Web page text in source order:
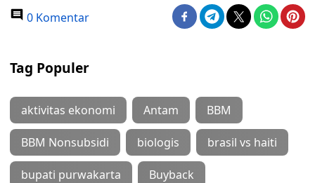
0 Komentar
Tag Populer
aktivitas ekonomi Antam BBM
BBM Nonsubsidi biologis brasil vs haiti
bupati purwakarta Buyback